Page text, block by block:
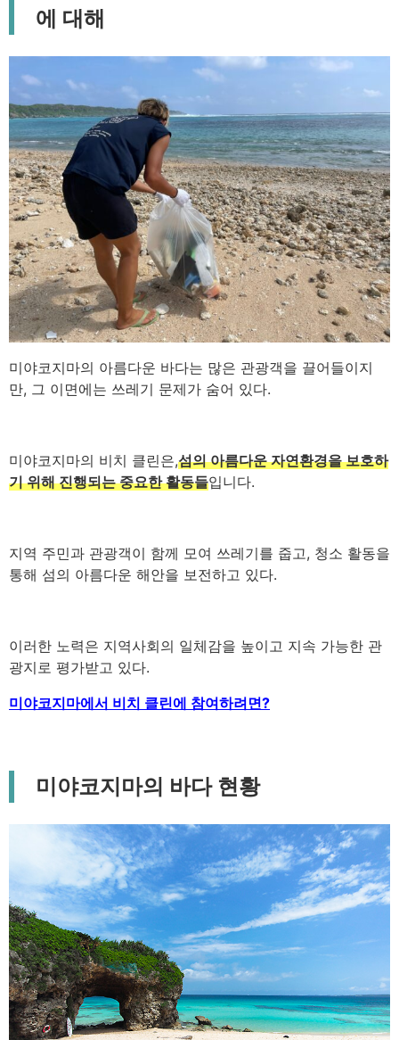
에 대해
미야코지마의 아름다운 바다는 많은 관광객을 끌어들이지
만, 그 이면에는 쓰레기 문제가 숨어 있다.
미야코지마의 비치 클린은,섬의 아름다운 자연환경을 보호하
기 위해 진행되는 중요한 활동들입니다.
지역 주민과 관광객이 함께 모여 쓰레기를 줍고, 청소 활동을
통해 섬의 아름다운 해안을 보전하고 있다.
이러한 노력은 지역사회의 일체감을 높이고 지속 가능한 관
광지로 평가받고 있다.
미야코지마에서 비치 클린에 참여하려면?
미야코지마의 바다 현황